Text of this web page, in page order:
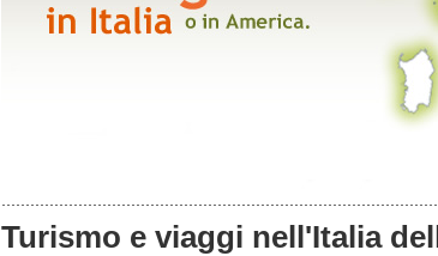
Turismo e viaggi nell'Italia